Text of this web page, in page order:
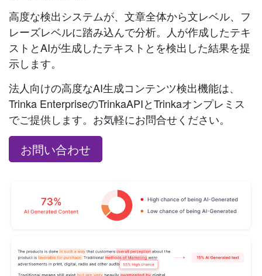
高度な検出システムが、文章全体から文レベル、フ
レーズレベルに踏み込んで分析。人が作成したテキ
ストとAIが生成したテキストとを検出した結果を提
示します。
法人向けの高度なAI生成コンテンツ検出機能は、
Trinka EnterpriseのTrinkaAPIとTrinkaオンプレミス
でご提供します。お気軽にお問合せください。
お問い合わせ